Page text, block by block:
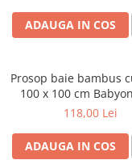
Saltele, lenjerii de
Paturici bebe
Perne, pilote si
Saltele copii
ADAUGA IN COS
Prosop baie bambus
100 x 100 cm
1553/01
118,00 Lei
ADAUGA IN COS